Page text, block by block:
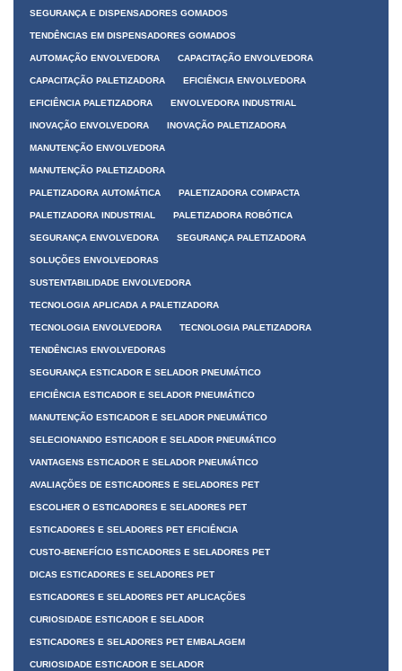
SEGURANÇA E DISPENSADORES GOMADOS
TENDÊNCIAS EM DISPENSADORES GOMADOS
AUTOMAÇÃO ENVOLVEDORA CAPACITAÇÃO ENVOLVEDORA
CAPACITAÇÃO PALETIZADORA EFICIÊNCIA ENVOLVEDORA
EFICIÊNCIA PALETIZADORA ENVOLVEDORA INDUSTRIAL
INOVAÇÃO ENVOLVEDORA INOVAÇÃO PALETIZADORA
MANUTENÇÃO ENVOLVEDORA
MANUTENÇÃO PALETIZADORA
PALETIZADORA AUTOMÁTICA PALETIZADORA COMPACTA
PALETIZADORA INDUSTRIAL PALETIZADORA ROBÓTICA
SEGURANÇA ENVOLVEDORA SEGURANÇA PALETIZADORA
SOLUÇÕES ENVOLVEDORAS
SUSTENTABILIDADE ENVOLVEDORA
TECNOLOGIA APLICADA A PALETIZADORA
TECNOLOGIA ENVOLVEDORA TECNOLOGIA PALETIZADORA
TENDÊNCIAS ENVOLVEDORAS
SEGURANÇA ESTICADOR E SELADOR PNEUMÁTICO
EFICIÊNCIA ESTICADOR E SELADOR PNEUMÁTICO
MANUTENÇÃO ESTICADOR E SELADOR PNEUMÁTICO
SELECIONANDO ESTICADOR E SELADOR PNEUMÁTICO
VANTAGENS ESTICADOR E SELADOR PNEUMÁTICO
AVALIAÇÕES DE ESTICADORES E SELADORES PET
ESCOLHER O ESTICADORES E SELADORES PET
ESTICADORES E SELADORES PET EFICIÊNCIA
CUSTO-BENEFÍCIO ESTICADORES E SELADORES PET
DICAS ESTICADORES E SELADORES PET
ESTICADORES E SELADORES PET APLICAÇÕES
CURIOSIDADE ESTICADOR E SELADOR
ESTICADORES E SELADORES PET EMBALAGEM
CURIOSIDADE ESTICADOR E SELADOR